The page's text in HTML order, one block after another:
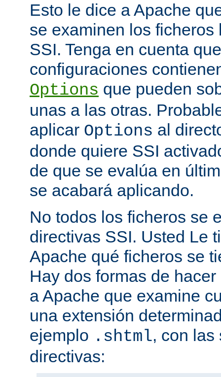
Esto le dice a Apache
se examinen los
SSI. Tenga en cuenta
configuraciones
Options que pueden
unas a las otras.
aplicar Options al
donde quiere SSI
de que se evalúa en
se acabará aplicando.
No todos los ficheros se
directivas SSI. Usted Le
Apache qué ficheros se
Hay dos formas de
a Apache que examine
una extensión
ejemplo .shtml, con las
directivas: